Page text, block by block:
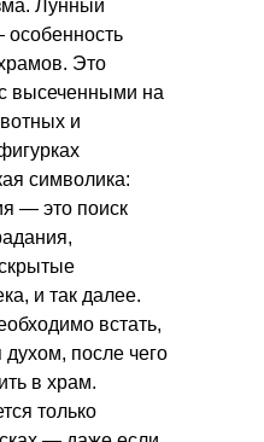
Лунный
Это
высеченными на
и
символика:
— это поиск
и так далее.
встать,
духом, после чего
в храм.
только